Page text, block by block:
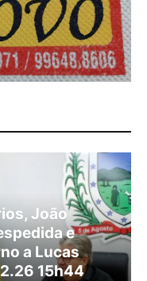
João
e
a Lucas
15h44